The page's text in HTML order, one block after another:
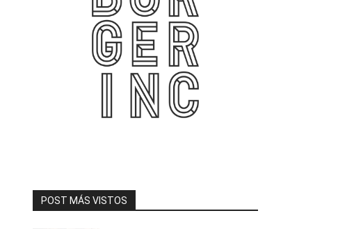
POST MÁS VISTOS